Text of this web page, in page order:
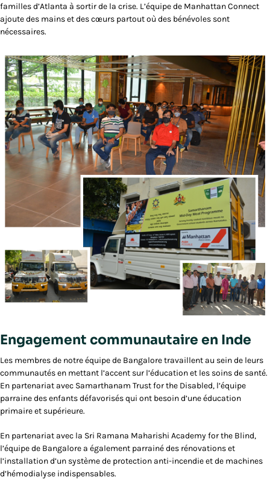
familles d’Atlanta à sortir de la crise. L’équipe de Manhattan Connect
ajoute des mains et des cœurs partout où des bénévoles sont
nécessaires.
Engagement communautaire en Inde
Les membres de notre équipe de Bangalore travaillent au sein de leurs
communautés en mettant l’accent sur l’éducation et les soins de santé.
En partenariat avec Samarthanam Trust for the Disabled, l’équipe
parraine des enfants défavorisés qui ont besoin d’une éducation
primaire et supérieure.
En partenariat avec la Sri Ramana Maharishi Academy for the Blind,
l’équipe de Bangalore a également parrainé des rénovations et
l’installation d’un système de protection anti-incendie et de machines
d’hémodialyse indispensables.